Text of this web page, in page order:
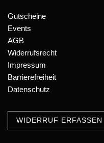
Gutscheine
Events
AGB
Widerrufsrecht
Impressum
Barrierefreiheit
Datenschutz
WIDERRUF ERFASSEN